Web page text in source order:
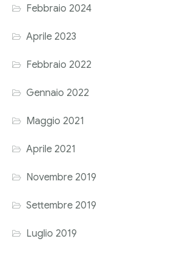
Febbraio 2024
Aprile 2023
Febbraio 2022
Gennaio 2022
Maggio 2021
Aprile 2021
Novembre 2019
Settembre 2019
Luglio 2019